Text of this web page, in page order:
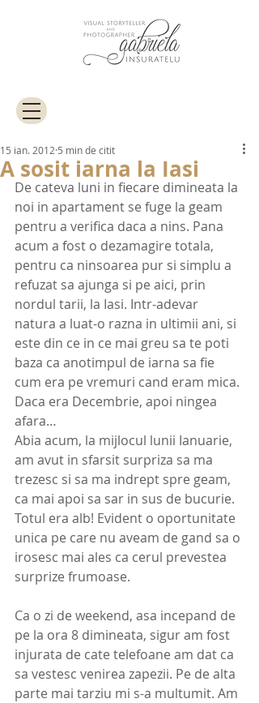
A sosit iarna la Iasi
15 ian. 2012 5 min de citit
De cateva luni in fiecare dimineata la
noi in apartament se fuge la geam
pentru a verifica daca a nins. Pana
acum a fost o dezamagire totala,
pentru ca ninsoarea pur si simplu a
refuzat sa ajunga si pe aici, prin
nordul tarii, la Iasi. Intr-adevar
natura a luat-o razna in ultimii ani, si
este din ce in ce mai greu sa te poti
baza ca anotimpul de iarna sa fie
cum era pe vremuri cand eram mica.
Daca era Decembrie, apoi ningea
afara…
Abia acum, la mijlocul lunii Ianuarie,
am avut in sfarsit surpriza sa ma
trezesc si sa ma indrept spre geam,
ca mai apoi sa sar in sus de bucurie.
Totul era alb! Evident o oportunitate
unica pe care nu aveam de gand sa o
irosesc mai ales ca cerul prevestea
surprize frumoase.
Ca o zi de weekend, asa incepand de
pe la ora 8 dimineata, sigur am fost
injurata de cate telefoane am dat ca
sa vestesc venirea zapezii. Pe de alta
parte mai tarziu mi s-a multumit. Am